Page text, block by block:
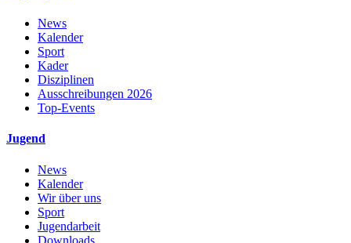
News
Kalender
Sport
Kader
Disziplinen
Ausschreibungen 2026
Top-Events
Jugend
News
Kalender
Wir über uns
Sport
Jugendarbeit
Downloads